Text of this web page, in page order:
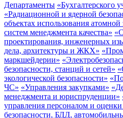
Департаменты «Бухгалтерского
«Радиационной и ядерной
объектах использования атомной
систем менеджмента качества»
проектирования, инженерных
дела, архитектуры и ЖКХ»
маркшейдерии»
безопасности, станций и сетей»
экологической безопасности»
ЧС» «Управления закупками»
менеджмента и юриспруденции»
управления персоналом и оценки
безопасности, БДД,